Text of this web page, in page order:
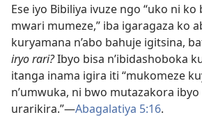
Ese iyo Bibiliya ivuze ngo “uko ni
mwari mumeze,” iba igaragaza ko
kuryamana n’abo bahuje igitsina,
iryo rari?Ibyo bisa n’ibidashoboka
itanga inama igira iti “mukomeze
n’umwuka, ni bwo mutazakora
urarikira.”—Abagalatiya 5:16.